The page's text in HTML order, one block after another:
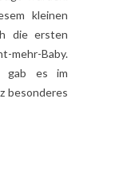
kleinen
die ersten
Baby.
gab es im
besonderes